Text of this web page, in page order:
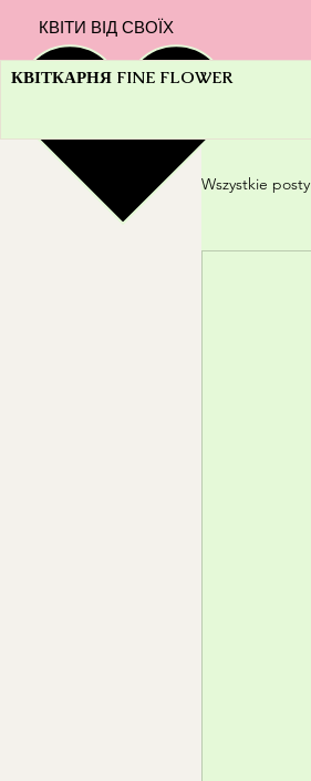
КВІТИ ВІД СВОЇХ
КВІТКАРНЯ FINE FLOWER
Wszystkie posty